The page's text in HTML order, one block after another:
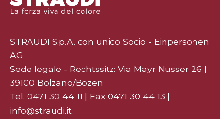
STRAUDI S.p.A. con unico Socio - Einpersonen
AG
Sede legale - Rechtssitz: Via Mayr Nusser 26 |
39100 Bolzano/Bozen
Tel. 0471 30 44 11 | Fax 0471 30 44 13 |
info@straudi.it